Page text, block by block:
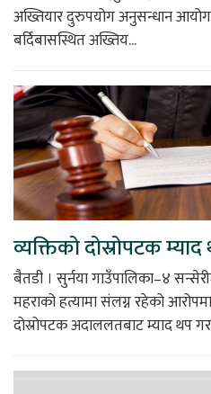
अख्तियार दुरुपयोग अनुसन्धान
बर्दिबासस्थित अख्तिय...
व्यक्तिको दोस्रोपटक
बैतडी । सुर्नया गाउँपालिका–४
महराको हत्यामा संलग्न रहेको
दोस्रोपटक अदाललतबाट म्याद थप